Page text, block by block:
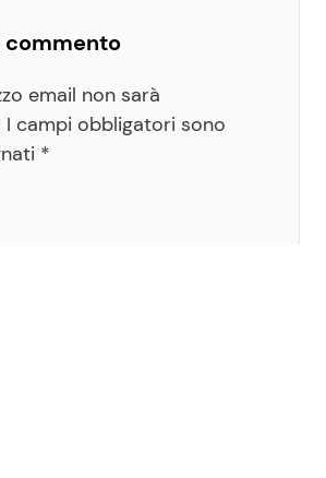
commento
email non sarà
I campi obbligatori sono
*